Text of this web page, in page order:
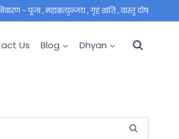
- पूजा , महाम्रत्युन्जय , गृह शांति , वास्तु दोष
Us Blog Dhyan